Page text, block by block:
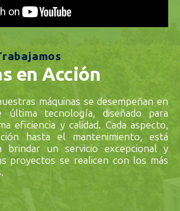
en Acción
máquinas se desempeñan en
tecnología, diseñado para
eficiencia y calidad. Cada aspecto,
hasta el mantenimiento, está
brindar un servicio excepcional y
proyectos se realicen con los más